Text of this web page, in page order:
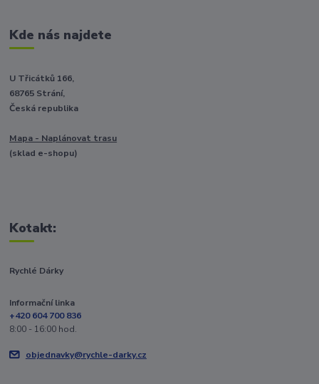
Kde nás najdete
U Třicátků 166,
68765 Strání,
Česká republika
Mapa - Naplánovat trasu
(sklad e-shopu)
Kotakt:
Rychlé Dárky
Informační linka
+420 604 700 836
8:00 - 16:00 hod.
objednavky@rychle-darky.cz